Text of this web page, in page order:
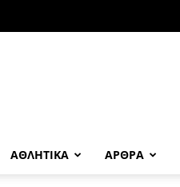
ΑΘΛΗΤΙΚΑ ΑΡΘΡΑ